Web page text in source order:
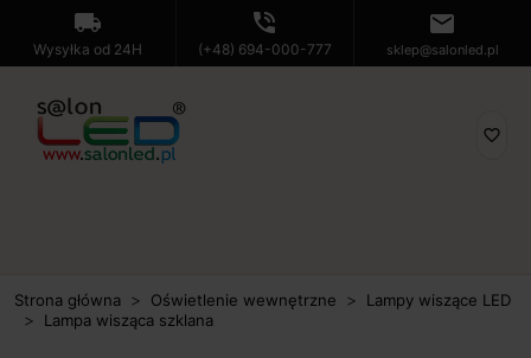
local_shipping
Wysyłka od 24H
phone_in_talk
(+48) 694-000-777
mail
sklep@salonled.pl
favorite_border
Strona główna Oświetlenie wewnętrzne
Lampy wiszące LED
Lampa wisząca szklana